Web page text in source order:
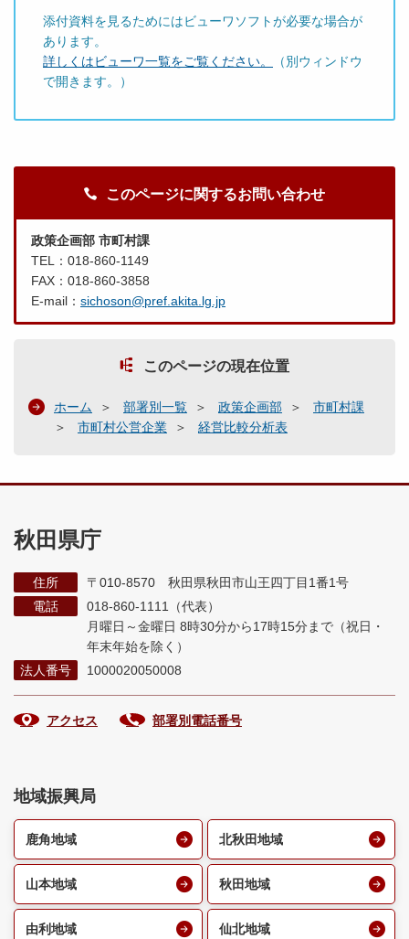
添付資料を見るためにはビューワソフトが必要な場合が
あります。
詳しくはビューワ一覧をご覧ください。
（別ウィンドウ
で開きます。）
このページに関するお問い合わせ
政策企画部 市町村課
TEL：018-860-1149
FAX：018-860-3858
E-mail： sichoson@pref.akita.lg.jp
このページの現在位置
ホーム 部署別一覧 政策企画部
市町村課
市町村公営企業
経営比較分析表
秋田県庁
住所
〒010-8570 秋田県秋田市山王四丁目1番1号
電話
018-860-1111（代表）
月曜日～金曜日 8時30分から17時15分まで （祝日・
年末年始を除く）
法人番号
1000020050008
アクセス 部署別電話番号
地域振興局
鹿角地域 北秋田地域
山本地域 秋田地域
由利地域 仙北地域